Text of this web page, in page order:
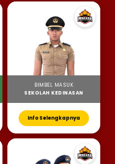
BIMBEL MASUK
SEKOLAH KEDINASAN
Info Selengkapnya